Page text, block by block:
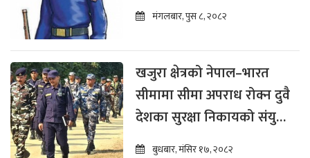
मंगलबार, पुस ८, २०८२
खजुरा क्षेत्रको नेपाल–भारत
सीमामा सीमा अपराध रोक्न दुवै
देशका सुरक्षा निकायको संयुक्त
पैदल गस्ती
बुधबार, मंसिर १७, २०८२